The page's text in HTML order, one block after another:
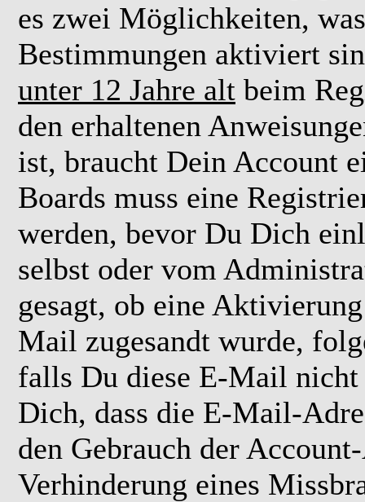
es zwei Möglichkeiten,
Bestimmungen aktiviert
unter 12 Jahre alt beim
den erhaltenen
ist, braucht Dein Account
Boards muss eine
werden, bevor Du Dich
selbst oder vom
gesagt, ob eine
Mail zugesandt wurde,
falls Du diese E-Mail nicht
Dich, dass die E-Mail-
den Gebrauch der
Verhinderung eines